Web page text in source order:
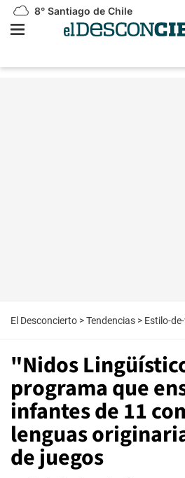
8° Santiago de Chile
El Desconcierto >Tendencias > Estilo-
"Nidos
programa que
infantes de 11
lenguas
de juegos